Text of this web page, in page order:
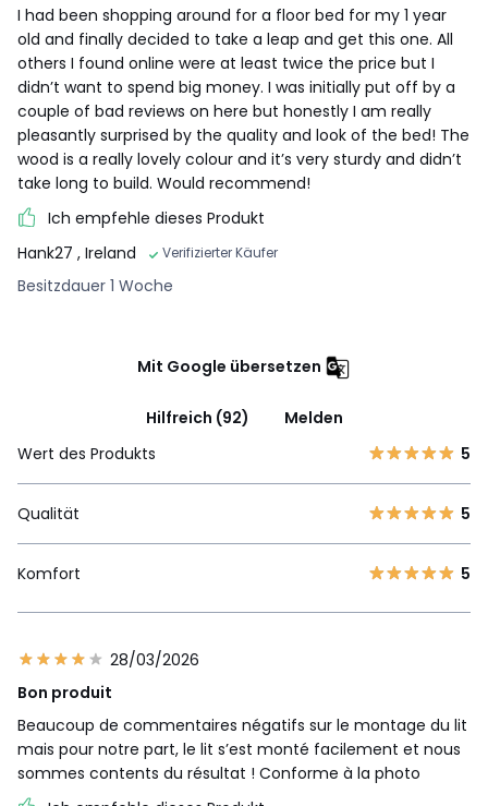
I had been shopping around for a floor bed for my 1 year
old and finally decided to take a leap and get this one. All
others I found online were at least twice the price but I
didn’t want to spend big money. I was initially put off by a
couple of bad reviews on here but honestly I am really
pleasantly surprised by the quality and look of the bed! The
wood is a really lovely colour and it’s very sturdy and didn’t
take long to build. Would recommend!
Ich empfehle dieses Produkt
Hank27 , Ireland Verifizierter Käufer
Besitzdauer 1 Woche
Mit Google übersetzen
Hilfreich (92)
Melden
Wert des Produkts
5
Qualität 5
Komfort 5
28/03/2026
Bon produit
Beaucoup de commentaires négatifs sur le montage du lit
mais pour notre part, le lit s’est monté facilement et nous
sommes contents du résultat ! Conforme à la photo